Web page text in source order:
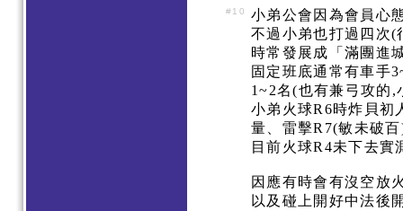
#10
小弟公會因為會員心
不過小弟也打過四次
時常發展成「滿團進
固定班底通常有車手
1~2名(也有兼弓攻的
小弟火球R6時炸貝初
量、雷擊R7(敏未破
目前火球R4未下去
因應有時會有沒空放
以及碰上開好中法後